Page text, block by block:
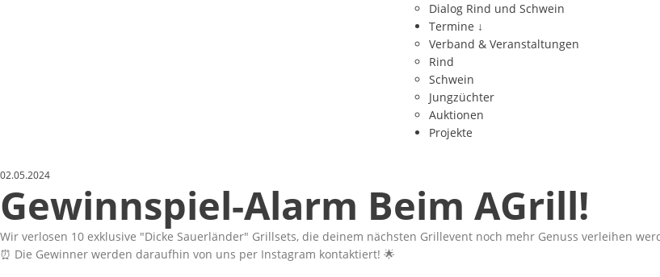
Dialog Rind und Schwein
Termine ↓
Verband & Veranstaltungen
Rind
Schwein
Jungzüchter
Auktionen
Projekte
02.05.2024
Gewinnspiel-Alarm Beim AGrill!
Wir verlosen 10 exklusive Dicke Sauerländer Grillsets, die deinem nächsten Grillevent noch mehr Genuss verleihen
⏰ Die Gewinner werden daraufhin von uns per Instagram kontaktiert! 🌟